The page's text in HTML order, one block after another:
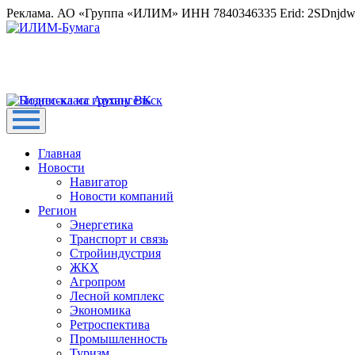
Реклама. АО «Группа «ИЛИМ» ИНН 7840346335 Erid:
Главная
Новости
Навигатор
Новости компаний
Регион
Энергетика
Транспорт и связь
Стройиндустрия
ЖКХ
Агропром
Лесной комплекс
Экономика
Ретроспектива
Промышленность